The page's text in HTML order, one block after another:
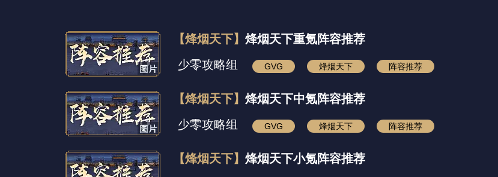
【烽烟天下】 烽烟天下重氪阵容推荐
少零攻略组
GVG 烽烟天下 阵容推荐
【烽烟天下】 烽烟天下中氪阵容推荐
少零攻略组
GVG 烽烟天下 阵容推荐
【烽烟天下】 烽烟天下小氪阵容推荐